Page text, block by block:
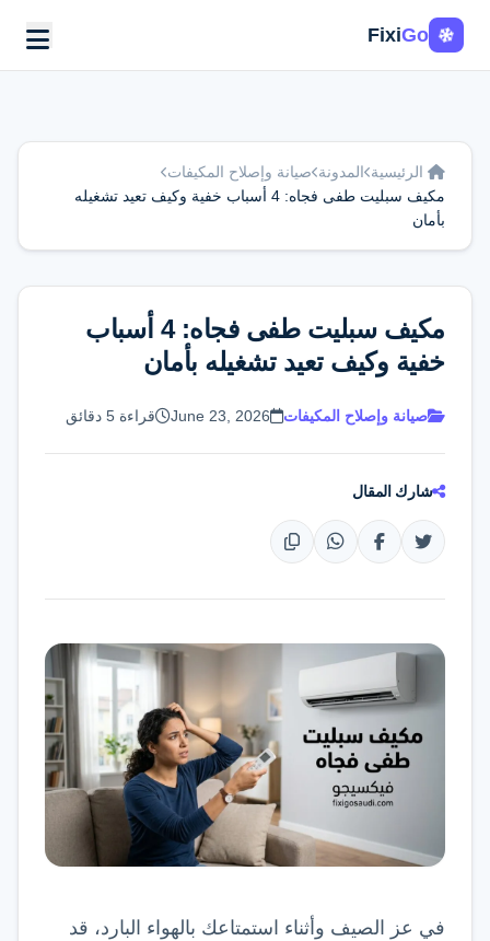
FixiGo
اطلب الخدمة
تواصل عبر واتساب
الرئيسية المدونة صيانة وإصلاح المكيفات
مكيف سبليت طفى فجاه: 4 أسباب خفية وكيف تعيد تشغيله
بأمان
مكيف سبليت طفى فجاه: 4 أسباب
خفية وكيف تعيد تشغيله بأمان
صيانة وإصلاح المكيفات June 23, 2026 قراءة 5 دقائق
شارك المقال
في عز الصيف وأثناء استمتاعك بالهواء البارد، قد